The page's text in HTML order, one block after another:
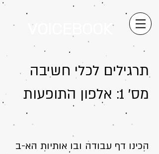
VOICEBOOK
תרגילים לכלי חשיבה
מס' 1: אלפון התופעות
הכינו דף ﬠבודה ובו אותיות הא-ב